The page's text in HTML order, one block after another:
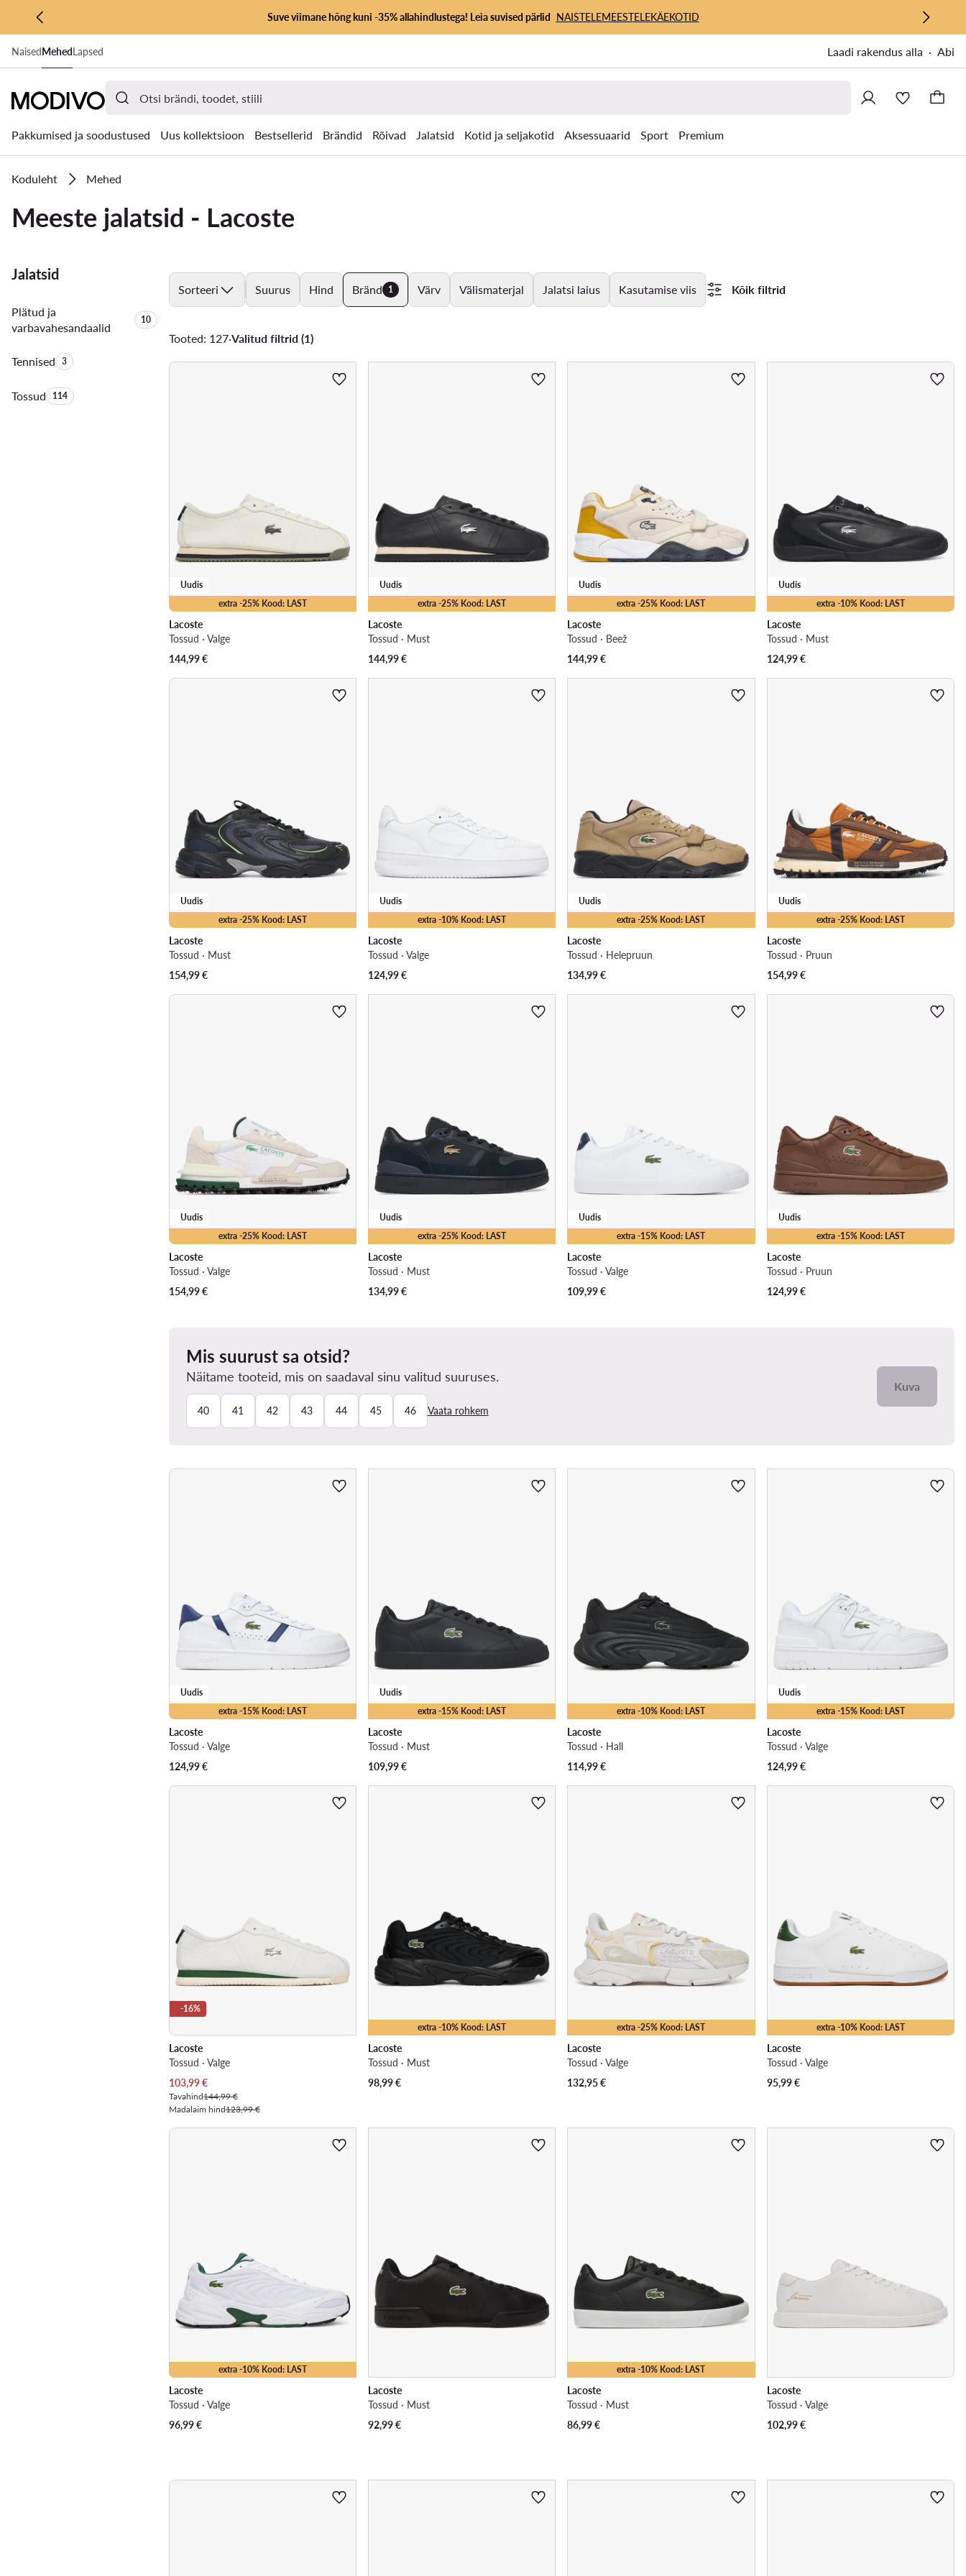
LIIGU PÕHISISU JUURDE
MINE OTSINGUSSE
Suve viimane hõng kuni -35% allahindlustega! Leia suvised pärlid NAISTELEMEESTELEKÄEKOTID
NaisedMehedLapsed Laadi rakendus alla Abi
Pakkumised ja soodustused Uus kollektsioon Bestsellerid Brändid Rõivad Jalatsid Kotid ja seljakotid Aksessuaarid Sport Premium
Koduleht Mehed
Meeste jalatsid - Lacoste
Jalatsid
Plätud ja
varbavahesandaalid
Toodete arv:
10
TennisedToodete arv:
3
TossudToodete arv:
114
Sorteeri Suurus Hind Bränd 1 Värv Välismaterjal Jalatsi laius Kasutamise viis Kõik filtrid
Tooted: 127·Valitud filtrid (1)
extra -25% Kood: LAST
Uudis
Lacoste
Tossud · Valge
144,99€
extra -25% Kood: LAST
Uudis
Lacoste
Tossud · Must
144,99€
extra -25% Kood: LAST
Uudis
Lacoste
Tossud · Beež
144,99€
extra -10% Kood: LAST
Uudis
Lacoste
Tossud · Must
124,99€
extra -25% Kood: LAST
Uudis
Lacoste
Tossud · Must
154,99€
extra -10% Kood: LAST
Uudis
Lacoste
Tossud · Valge
124,99€
extra -25% Kood: LAST
Uudis
Lacoste
Tossud · Helepruun
134,99€
extra -25% Kood: LAST
Uudis
Lacoste
Tossud · Pruun
154,99€
extra -25% Kood: LAST
Uudis
Lacoste
Tossud · Valge
154,99€
extra -25% Kood: LAST
Uudis
Lacoste
Tossud · Must
134,99€
extra -15% Kood: LAST
Uudis
Lacoste
Tossud · Valge
109,99€
extra -15% Kood: LAST
Uudis
Lacoste
Tossud · Pruun
124,99€
Mis suurust sa otsid?
Näitame tooteid, mis on saadaval sinu valitud suuruses.
40 41 42 43 44 45 46 Vaata rohkem
Kuva
extra -15% Kood: LAST
Uudis
Lacoste
Tossud · Valge
124,99€
extra -15% Kood: LAST
Uudis
Lacoste
Tossud · Must
109,99€
extra -10% Kood: LAST
Lacoste
Tossud · Hall
114,99€
extra -15% Kood: LAST
Uudis
Lacoste
Tossud · Valge
124,99€
-16%
Lacoste
Tossud · Valge
Praegune hind
103,99€
Tavahind144,99 €
Madalaim hind123,99 €
extra -10% Kood: LAST
Lacoste
Tossud · Must
98,99€
extra -25% Kood: LAST
Lacoste
Tossud · Valge
132,95€
extra -10% Kood: LAST
Lacoste
Tossud · Valge
95,99€
extra -10% Kood: LAST
Lacoste
Tossud · Valge
96,99€
Lacoste
Tossud · Must
92,99€
extra -10% Kood: LAST
Lacoste
Tossud · Must
86,99€
Lacoste
Tossud · Valge
102,99€